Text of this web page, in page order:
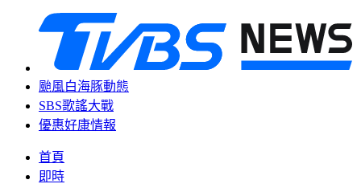
颱風白海豚動態
SBS歌謠大戰
優惠好康情報
首頁
即時